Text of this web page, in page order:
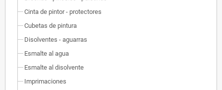
Cinta de pintor - protectores
Cubetas de pintura
Disolventes - aguarras
Esmalte al agua
Esmalte al disolvente
Imprimaciones